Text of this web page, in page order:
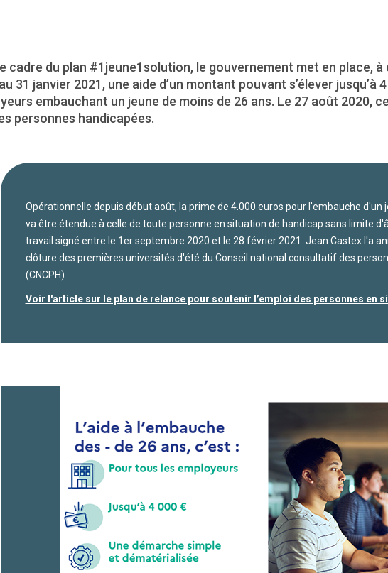
cadre du plan #1jeune1solution, le gouvernement met en place,
31 janvier 2021, une aide d’un montant pouvant s’élever jusqu’à
embauchant un jeune de moins de 26 ans. Le 27 août 2020,
personnes handicapées.
Opérationnelle depuis début août, la prime de 4.000 euros pour l'embauche d'un
va être étendue à celle de toute personne en situation de handicap sans limite
travail signé entre le 1er septembre 2020 et le 28 février 2021. Jean Castex l'a
clôture des premières universités d'été du Conseil national consultatif des
(CNCPH).
Voir l'article sur le plan de relance pour soutenir l’emploi des personnes en